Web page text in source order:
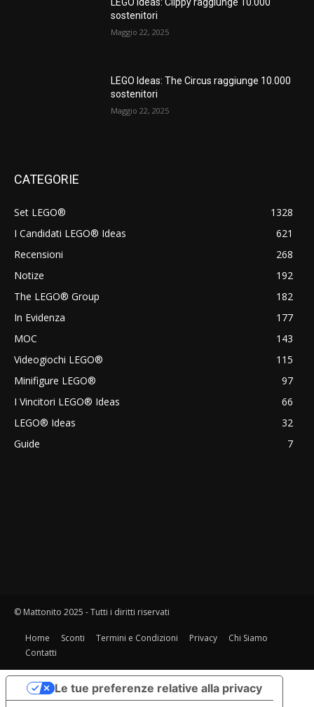
LEGO Ideas: Clippy raggiunge 10.000
sostenitori
Maggio 22, 2025
LEGO Ideas: The Circus raggiunge 10.000
sostenitori
Maggio 22, 2025
CATEGORIE
Set LEGO®
1328
I Candidati LEGO® Ideas
621
Recensioni
268
Notize
192
The LEGO® Group
182
In Evidenza
177
MOC
143
Videogiochi LEGO®
115
Minifigure LEGO®
97
I Vincitori LEGO® Ideas
66
LEGO® Ideas
32
Guide
7
© Mattonito 2025 - Tutti i diritti riservati
Home Sconti Termini e Condizioni Privacy
Chi Siamo
Contatti
Le tue preferenze relative alla privacy